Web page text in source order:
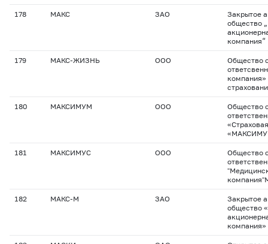
178 МАКС ЗАО
Закрытое
общество
компания“
179 МАКС-ЖИЗНЬ ООО
Общество
180 МАКСИМУМ ООО
Общество
181 МАКСИМУС ООО
Общество
182 МАКС-М ЗАО
Закрытое
общество
компания»